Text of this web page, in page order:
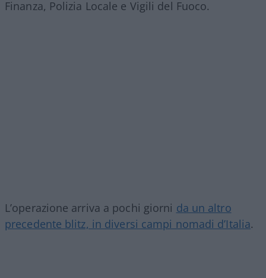
Finanza, Polizia Locale e Vigili del Fuoco.
L’operazione arriva a pochi giorni da un altro
precedente blitz, in diversi campi nomadi d’Italia.